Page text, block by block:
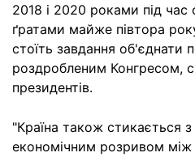
2018 і 2020 роками під час
ґратами майже півтора
стоїть завдання об'єднати
роздробленим Конгресом,
президентів.
"Країна також стикається
економічним розривом